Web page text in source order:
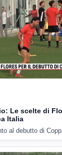
Le scelte di
Italia
al debutto di